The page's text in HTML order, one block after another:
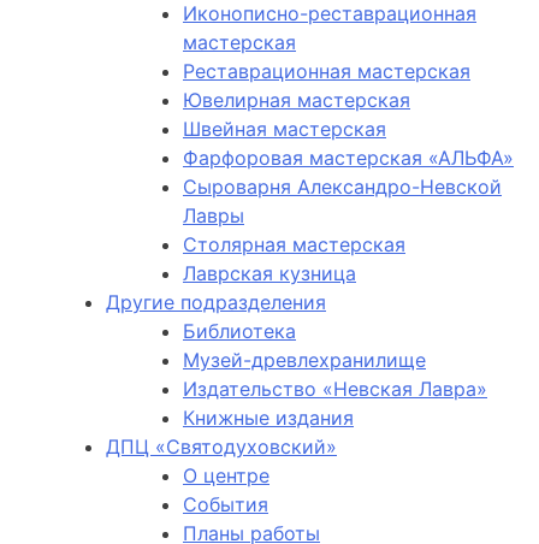
Иконописно-реставрационная
мастерская
Реставрационная мастерская
Ювелирная мастерская
Швейная мастерская
Фарфоровая мастерская «АЛЬФА»
Сыроварня Александро-Невской
Лавры
Столярная мастерская
Лаврская кузница
Другие подразделения
Библиотека
Музей-древлехранилище
Издательство «Невская Лавра»
Книжные издания
ДПЦ «Святодуховский»
О центре
События
Планы работы